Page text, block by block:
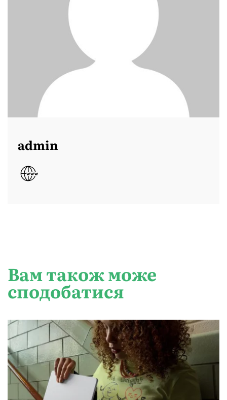
admin
Вам також може
сподобатися